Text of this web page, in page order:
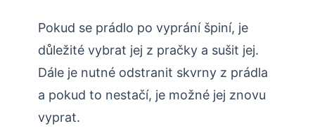
Pokud se prádlo po vyprání špiní, je
důležité vybrat jej z pračky a sušit jej.
Dále je nutné odstranit skvrny z prádla
a pokud to nestačí, je možné jej znovu
vyprat.